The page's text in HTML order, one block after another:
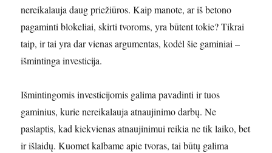
nereikalauja daug priežiūros. Kaip manote, ar iš betono
pagaminti blokeliai, skirti tvoroms, yra būtent tokie? Tikrai
taip, ir tai yra dar vienas argumentas, kodėl šie gaminiai –
išmintinga investicija.
Išmintingomis investicijomis galima pavadinti ir tuos
gaminius, kurie nereikalauja atnaujinimo darbų. Ne
paslaptis, kad kiekvienas atnaujinimui reikia ne tik laiko, bet
ir išlaidų. Kuomet kalbame apie tvoras, tai būtų galima